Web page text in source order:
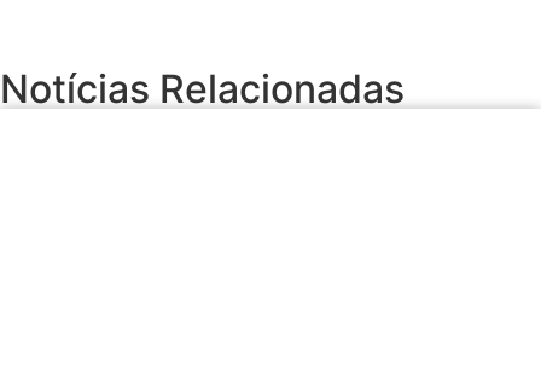
Notícias Relacionadas